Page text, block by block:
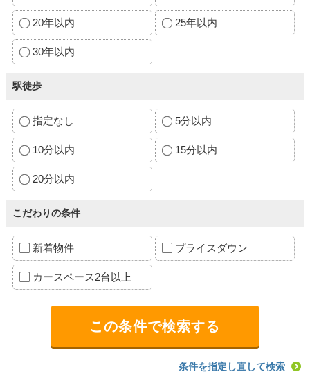
20年以内 25年以内
30年以内
駅徒歩
指定なし 5分以内
10分以内 15分以内
20分以内
こだわりの条件
新着物件 プライスダウン
カースペース2台以上
条件を指定し直して検索